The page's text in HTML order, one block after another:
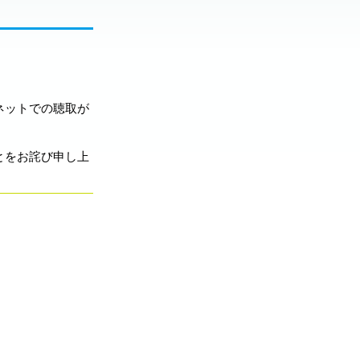
ットでの聴取が
お詫び申し上